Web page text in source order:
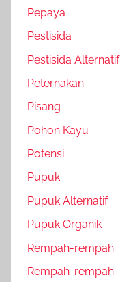
Pepaya
Pestisida
Pestisida Alternatif
Peternakan
Pisang
Pohon Kayu
Potensi
Pupuk
Pupuk Alternatif
Pupuk Organik
Rempah-rempah
Rempah-rempah